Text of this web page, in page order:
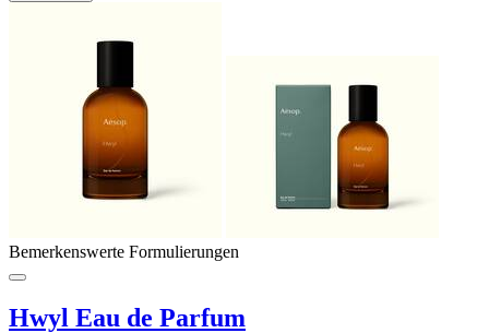
Bemerkenswerte Formulierungen
Hwyl Eau de Parfum